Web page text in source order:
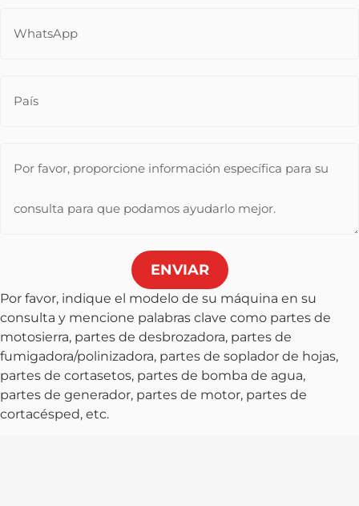
ENVIAR
Por favor, indique el modelo de su máquina en su
consulta y mencione palabras clave como partes de
motosierra, partes de desbrozadora, partes de
fumigadora/polinizadora, partes de soplador de hojas,
partes de cortasetos, partes de bomba de agua,
partes de generador, partes de motor, partes de
cortacésped, etc.